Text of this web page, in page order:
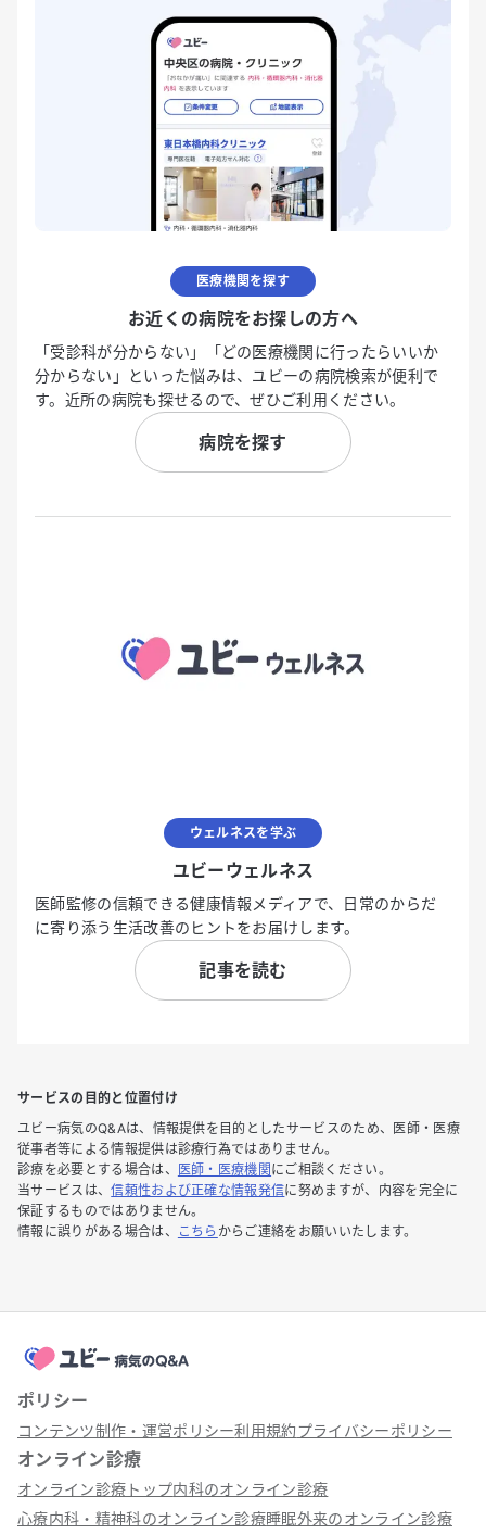
医療機関を探す
お近くの病院をお探しの方へ
「受診科が分からない」「どの医療機関に行ったらいいか
分からない」といった悩みは、ユビーの病院検索が便利で
す。近所の病院も探せるので、ぜひご利用ください。
病院を探す
ウェルネスを学ぶ
ユビーウェルネス
医師監修の信頼できる健康情報メディアで、日常のからだ
に寄り添う生活改善のヒントをお届けします。
記事を読む
サービスの目的と位置付け
ユビー病気のQ&Aは、情報提供を目的としたサービスのため、医師・医療
従事者等による情報提供は診療行為ではありません。
診療を必要とする場合は、
医師・医療機関 にご相談ください。
当サービスは、信頼性および正確な情報発信に努めますが、内容を完全に
保証するものではありません。
情報に誤りがある場合は、
こちら からご連絡をお願いいたします。
ポリシー
コンテンツ制作・運営ポリシー利用規約プライバシーポリシー
オンライン診療
オンライン診療トップ内科のオンライン診療
心療内科・精神科のオンライン診療睡眠外来のオンライン診療